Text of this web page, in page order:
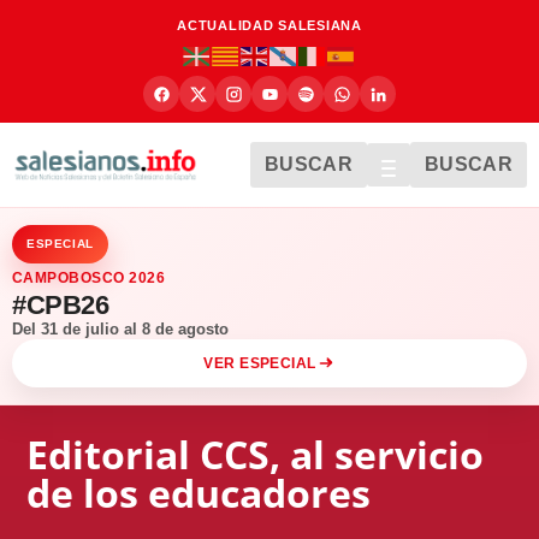
ACTUALIDAD SALESIANA
BUSCAR BUSCAR
ESPECIAL
CAMPOBOSCO 2026
#CPB26
Del 31 de julio al 8 de agosto
VER ESPECIAL
Editorial CCS, al servicio
de los educadores